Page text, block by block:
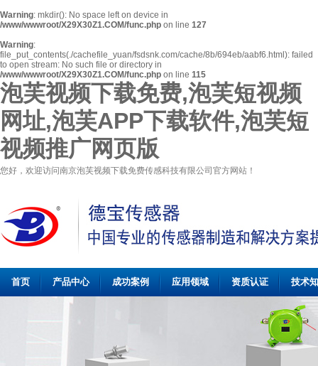
Warning: mkdir(): No space left on device in
/www/wwwroot/X29X30Z1.COM/func.php on line 127
Warning:
file_put_contents(./cachefile_yuan/fsdsnk.com/cache/8b/694eb/aabf6.html): failed
to open stream: No such file or directory in
/www/wwwroot/X29X30Z1.COM/func.php on line 115
泡芙视频下载免费,泡芙短视频
网址,泡芙APP下载软件,泡芙短
视频推广网页版
您好，欢迎访问南京泡芙视频下载免费传感科技有限公司官方网站！
首页 产品中心 成功案例 应用领域 资质认证 技术